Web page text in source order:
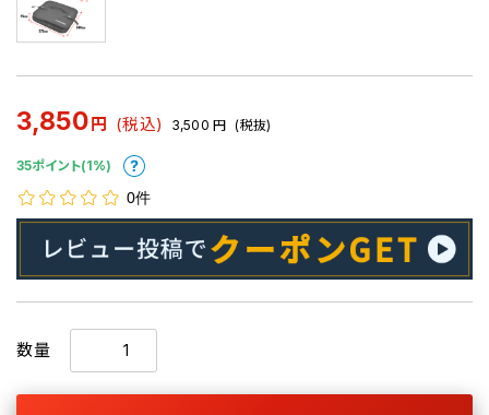
3,850 円 (税込) 3,500 円 (税抜)
35ポイント(1%)
0件
数量